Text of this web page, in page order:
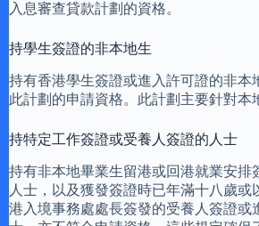
入息審查貸款計劃的資格。
持學生簽證的非本地生
持有香港學生簽證或進入許可證的非本
此計劃的申請資格。此計劃主要針對本
持特定工作簽證或受養人簽證的人士
持有非本地畢業生留港或回港就業安排
人士，以及獲發簽證時已年滿十八歲或
港入境事務處處長簽發的受養人簽證或